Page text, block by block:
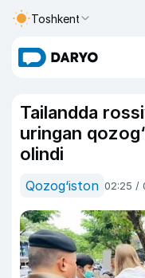
Toshkent
Tailandda
uringan
olindi
Qozog‘iston 02:25 /